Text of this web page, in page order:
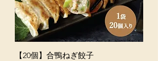
【20個】合鴨ねぎ餃子